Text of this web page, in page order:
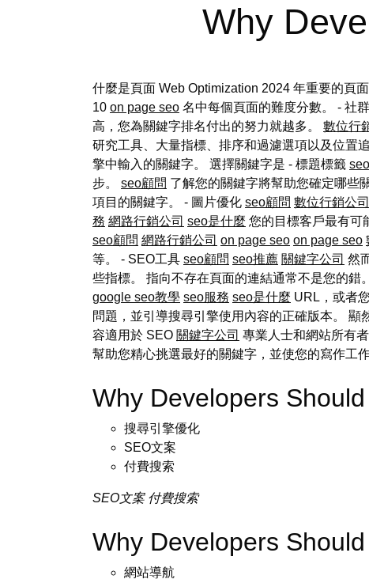
Why
什麼是頁面 Web Optimization 2024 年重要的頁
10 on page seo 名中每個頁面的難度分數。 - 社
高，您為關鍵字排名付出的努力就越多。 數位行
研究工具、大量指標、排序和過濾選項以及位置
擎中輸入的關鍵字。 選擇關鍵字是 - 標題標籤
步。 seo顧問 了解您的關鍵字將幫助您確定哪些
項目的關鍵字。 - 圖片優化 seo顧問 數位行銷公司
務 網路行銷公司 seo是什麼 您的目標客戶最有可
seo顧問 網路行銷公司 on page seo on page seo
等。 - SEO工具 seo顧問 seo推薦 關鍵字公司 然
些指標。 指向不存在頁面的連結通常不是您的錯
google seo教學 seo服務 seo是什麼 URL，或者
問題，並引導搜尋引擎使用內容的正確版本。
容適用於 SEO 關鍵字公司 專業人士和網站所有
幫助您精心挑選最好的關鍵字，並使您的寫作工
Why Developers
搜尋引擎優化
SEO文案
付費搜索
SEO文案 付費搜索
Why Developers
網站導航